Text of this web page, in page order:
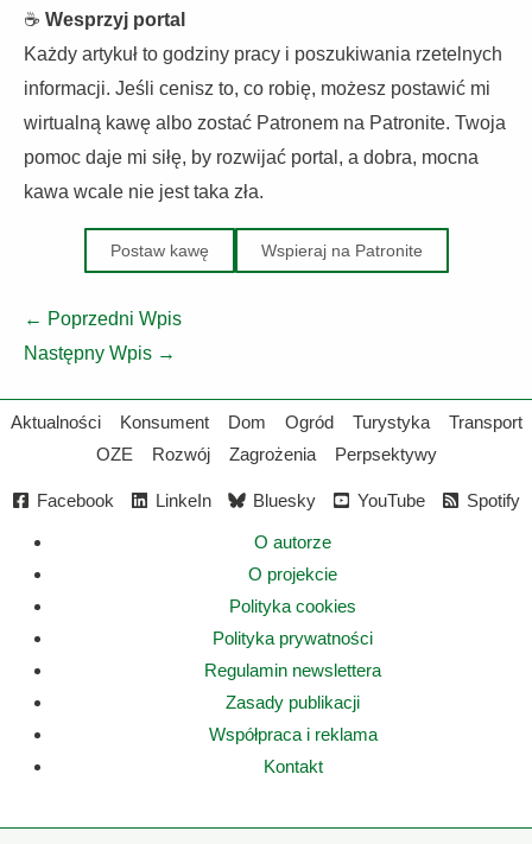
☕ Wesprzyj portal
Każdy artykuł to godziny pracy i poszukiwania rzetelnych
informacji. Jeśli cenisz to, co robię, możesz postawić mi
wirtualną kawę albo zostać Patronem na Patronite. Twoja
pomoc daje mi siłę, by rozwijać portal, a dobra, mocna
kawa wcale nie jest taka zła.
Postaw kawę Wspieraj na Patronite
← Poprzedni Wpis
Następny Wpis →
Aktualności Konsument Dom Ogród Turystyka
Transport
OZE
Rozwój Zagrożenia Perpsektywy
Facebook LinkeIn Bluesky YouTube Spotify
O autorze
O projekcie
Polityka cookies
Polityka prywatności
Regulamin newslettera
Zasady publikacji
Współpraca i reklama
Kontakt